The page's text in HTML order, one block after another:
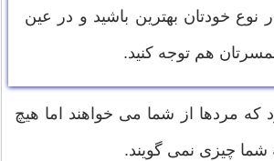
نوع خودتان بهترین باشید و در عین
هم توجه کنید.
که مردها از شما می خواهند اما هیچ
شما چیزی نمی گویند.